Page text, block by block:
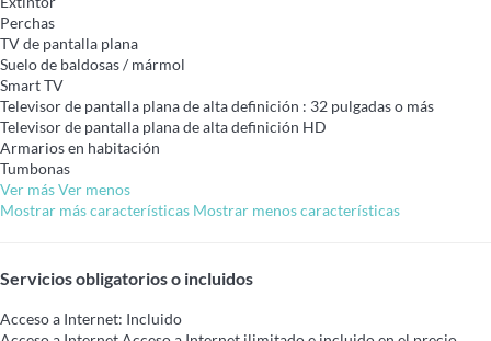
Perchas
TV de pantalla plana
Suelo de baldosas / mármol
Smart TV
Televisor de pantalla plana de alta definición : 32 pulgadas o más
Televisor de pantalla plana de alta definición HD
Armarios en habitación
Tumbonas
Ver másVer menos
Mostrar más características Mostrar menos características
Servicios obligatorios o incluidos
Acceso a Internet: Incluido